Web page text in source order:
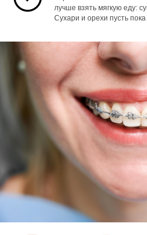
лучше взять мягкую еду:
Сухари и орехи пусть